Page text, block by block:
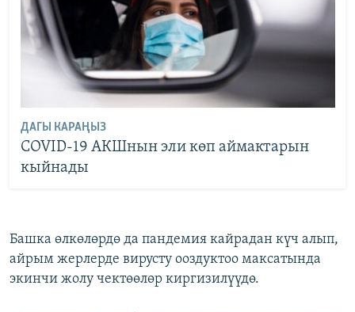
ДАГЫ КАРАҢЫЗ
COVID-19 АКШнын эли көп аймактарын
кыйнады
Башка өлкөлөрдө да пандемия кайрадан күч алып,
айрым жерлерде вирусту ооздуктоо максатында
экинчи жолу чектөөлөр киргизилүүдө.